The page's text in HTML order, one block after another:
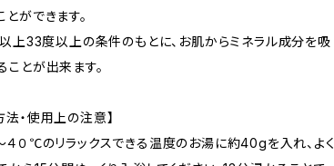
とができます。
上33度以上の条件のもとに、お肌からミネラル成分を吸
ことが出来ます。
法・使用上の注意】
４０℃のリラックスできる温度のお湯に約40gを入れ、よく